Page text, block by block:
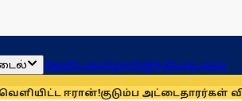
ஜோதிடம்தமிழ்நாடுஇந்தியாஉலகம்
ஈரான்!குடும்ப அட்டைதாரர்கள்